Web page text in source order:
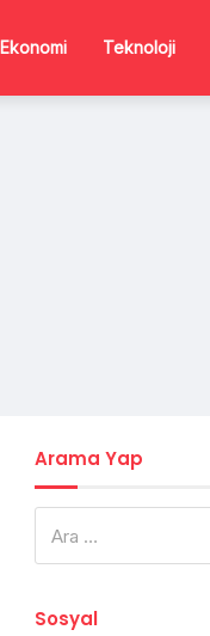
Ekonomi Teknoloji
Arama Yap
Sosyal